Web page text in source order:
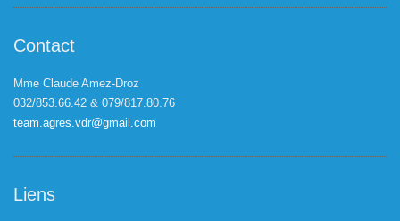
Contact
Mme Claude Amez-Droz
032/853.66.42 & 079/817.80.76
team.agres.vdr@gmail.com
Liens